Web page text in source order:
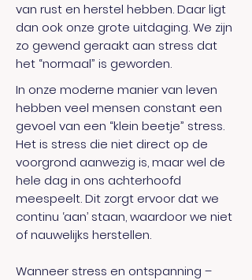
van rust en herstel hebben. Daar ligt
dan ook onze grote uitdaging. We zijn
zo gewend geraakt aan stress dat
het “normaal” is geworden.
In onze moderne manier van leven
hebben veel mensen constant een
gevoel van een “klein beetje” stress.
Het is stress die niet direct op de
voorgrond aanwezig is, maar wel de
hele dag in ons achterhoofd
meespeelt. Dit zorgt ervoor dat we
continu ‘aan’ staan, waardoor we niet
of nauwelijks herstellen.
Wanneer stress en ontspanning –